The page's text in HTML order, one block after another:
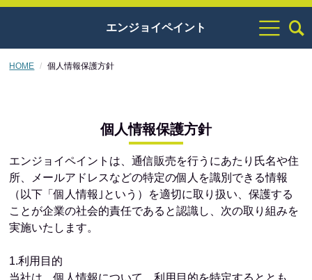
エンジョイペイント
HOME 個人情報保護方針
個人情報保護方針
エンジョイペイントは、通信販売を行うにあたり氏名や住
所、メールアドレスなどの特定の個人を識別できる情報
（以下「個人情報｣という）を適切に取り扱い、保護する
ことが企業の社会的責任であると認識し、次の取り組みを
実施いたします。
1.利用目的
当社は、個人情報について、利用目的を特定するととも